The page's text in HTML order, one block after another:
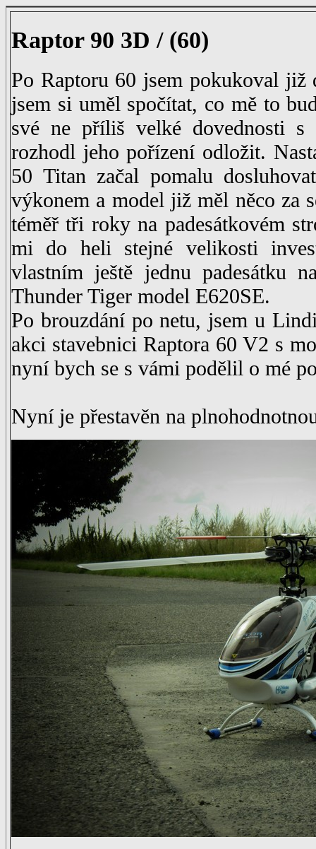
Raptor 90 3D / (60)
Po Raptoru 60 jsem pokukoval již
jsem si uměl spočítat, co mě to
své ne příliš velké dovednosti
rozhodl jeho pořízení odložit.
50 Titan začal pomalu
výkonem a model již měl něco za
téměř tři roky na padesátkovém
mi do heli stejné velikosti
vlastním ještě jednu padesátku
Thunder Tiger model E620SE.
Po brouzdání po netu, jsem u
akci stavebnici Raptora 60 V2 s
nyní bych se s vámi podělil o mé
Nyní je přestavěn na